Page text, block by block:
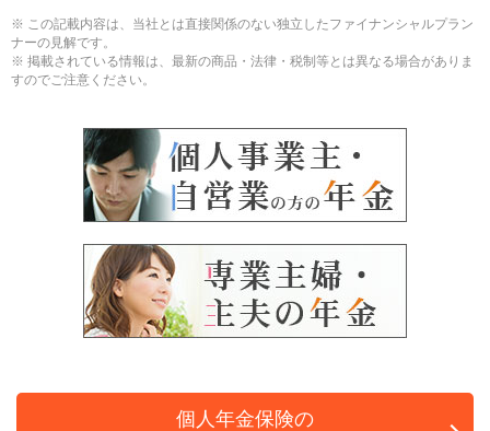
※ この記載内容は、当社とは直接関係のない独立したファイナンシャルプラン
ナーの見解です。
※ 掲載されている情報は、最新の商品・法律・税制等とは異なる場合がありま
すのでご注意ください。
個人年金保険の